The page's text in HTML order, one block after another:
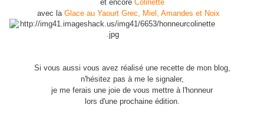
et encore Colinette
avec la Glace au Yaourt Grec, Miel, Amandes et Noix
Si vous aussi vous avez réalisé une recette de mon blog,
n'hésitez pas à me le signaler,
je me ferais une joie de vous mettre à l'honneur
lors d'une prochaine édition.